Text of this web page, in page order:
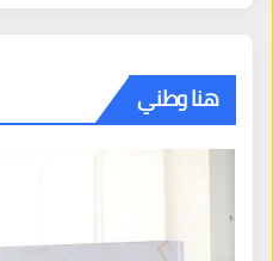
هنا وطني